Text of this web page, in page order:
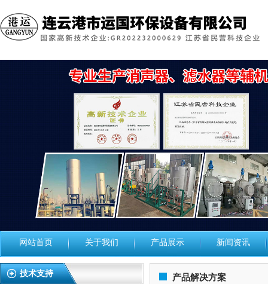
网站首页 关于我们 产品展示 新闻资讯
技术支持 产品解决方案